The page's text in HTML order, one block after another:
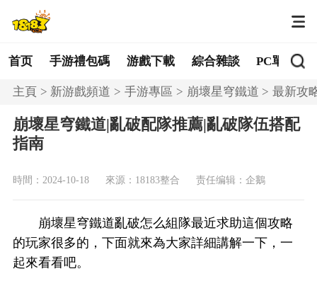
首页 手游禮包碼 游戲下載 綜合雜談 PC單機
主頁 新游戲頻道 手游專區 崩壞星穹鐵道 最新攻
崩壞星穹鐵道|亂破配隊推薦|亂破隊伍搭配
指南
時間：2024-10-18 來源：18183整合 责任编辑：企鵝
崩壞星穹鐵道亂破怎么組隊最近求助這個攻略
的玩家很多的，下面就來為大家詳細講解一下，一
起來看看吧。